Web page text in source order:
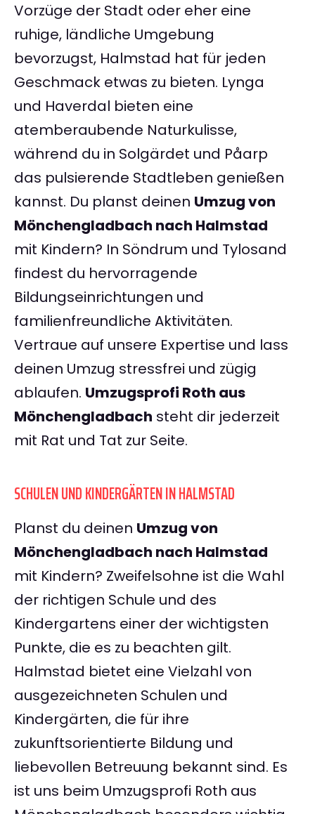
Vorzüge der Stadt oder eher eine
ruhige, ländliche Umgebung
bevorzugst, Halmstad hat für jeden
Geschmack etwas zu bieten. Lynga
und Haverdal bieten eine
atemberaubende Naturkulisse,
während du in Solgärdet und Påarp
das pulsierende Stadtleben genießen
kannst. Du planst deinen Umzug von
Mönchengladbach nach Halmstad
mit Kindern? In Söndrum und Tylosand
findest du hervorragende
Bildungseinrichtungen und
familienfreundliche Aktivitäten.
Vertraue auf unsere Expertise und lass
deinen Umzug stressfrei und zügig
ablaufen. Umzugsprofi Roth aus
Mönchengladbach steht dir jederzeit
mit Rat und Tat zur Seite.
SCHULEN UND KINDERGÄRTEN IN HALMSTAD
Planst du deinen Umzug von
Mönchengladbach nach Halmstad
mit Kindern? Zweifelsohne ist die Wahl
der richtigen Schule und des
Kindergartens einer der wichtigsten
Punkte, die es zu beachten gilt.
Halmstad bietet eine Vielzahl von
ausgezeichneten Schulen und
Kindergärten, die für ihre
zukunftsorientierte Bildung und
liebevollen Betreuung bekannt sind. Es
ist uns beim Umzugsprofi Roth aus